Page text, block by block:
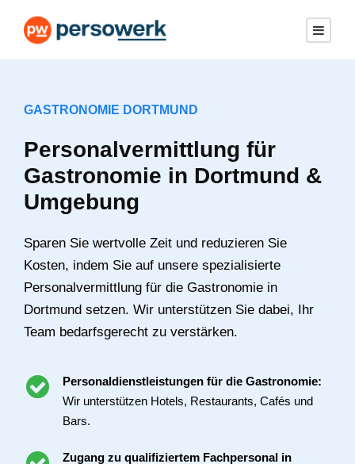
GASTRONOMIE DORTMUND
Personalvermittlung für
Gastronomie in Dortmund &
Umgebung
Sparen Sie wertvolle Zeit und reduzieren Sie
Kosten, indem Sie auf unsere spezialisierte
Personalvermittlung für die Gastronomie in
Dortmund setzen. Wir unterstützen Sie dabei, Ihr
Team bedarfsgerecht zu verstärken.
Personaldienstleistungen für die Gastronomie:
Wir unterstützen Hotels, Restaurants, Cafés und
Bars.
Zugang zu qualifiziertem Fachpersonal in